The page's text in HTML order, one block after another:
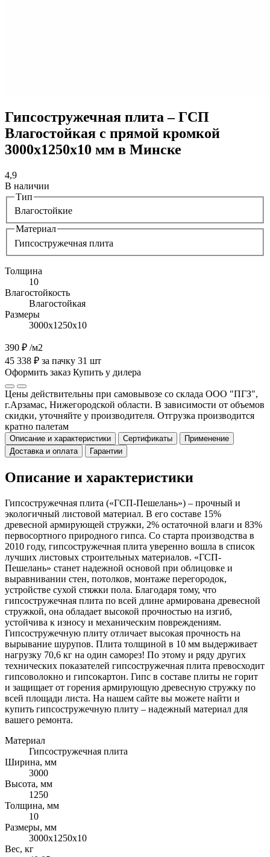
Гипсостружечная плита – ГСП
Влагостойкая с прямой кромкой
3000х1250х10 мм в Минске
4,9
В наличии
Тип
Влагостойкие
Материал
Гипсостружечная плита
Толщина
10
Влагостойкость
Влагостойкая
Размеры
3000х1250х10
390 ₽ /м2
45 338 ₽ за пачку 31 шт
Оформить заказ Купить у дилера
Цены действительны при самовывозе со склада ООО "ПГЗ",
г.Арзамас, Нижегородской области. В зависимости от объемов
скидки, уточняйте у производителя. Отгрузка производится
кратно палетам
Описание и характеристики Сертификаты
Применение
Доставка и оплата
Гарантии
Описание и характеристики
Гипсостружечная плита («ГСП-Пешелань») – прочный и
экологичный листовой материал. В его составе 15%
древесной армирующей стружки, 2% остаточной влаги и 83%
первосортного природного гипса. Со старта производства в
2010 году, гипсостружечная плита уверенно вошла в список
лучших листовых строительных материалов. «ГСП-
Пешелань» станет надежной основой при облицовке и
выравнивании стен, потолков, монтаже перегородок,
устройстве сухой стяжки пола. Благодаря тому, что
гипсостружечная плита по всей длине армирована древесной
стружкой, она обладает высокой прочностью на изгиб,
устойчива к износу и механическим повреждениям.
Гипсостружечную плиту отличает высокая прочность на
вырывание шурупов. Плита толщиной в 10 мм выдерживает
нагрузку 70,6 кг на один саморез! По этому и ряду других
технических показателей гипсостружечная плита превосходит
гипсоволокно и гипсокартон. Гипс в составе плиты не горит
и защищает от горения армирующую древесную стружку по
всей площади листа. На нашем сайте вы можете найти и
купить гипсостружечную плиту – надежный материал для
вашего ремонта.
Материал
Гипсостружечная плита
Ширина, мм
3000
Высота, мм
1250
Толщина, мм
10
Размеры, мм
3000х1250х10
Вес, кг